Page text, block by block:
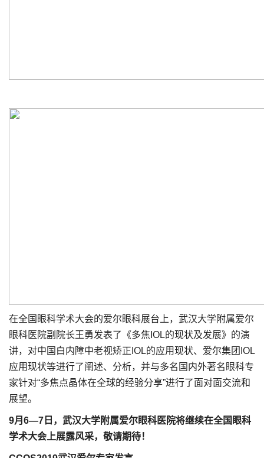
在全国眼科学术大会的爱尔眼科展台上，武汉大学附属爱尔
眼科医院副院长王勇发表了《多焦IOL的现状及发展》的演
讲，对中国白内障中老视矫正IOL的应用现状、爱尔集团IOL
应用现状等进行了阐述、分析，并与多名国内外著名眼科专
家针对“多焦点晶体在全球的经验分享”进行了面对面交流和
展望。
9月6—7日，武汉大学附属爱尔眼科医院将继续在全国眼科
学术大会上展露风采，敬请期待！